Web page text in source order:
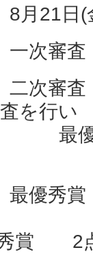
日(金
査：
食
を行い
か
1
…